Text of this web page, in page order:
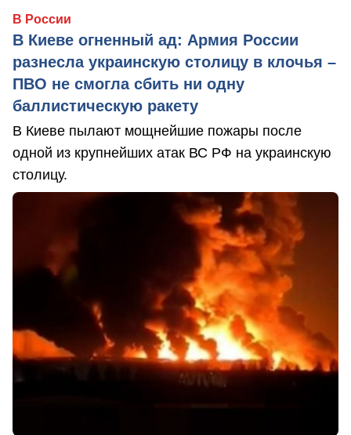
В России
В Киеве огненный ад: Армия России
разнесла украинскую столицу в клочья –
ПВО не смогла сбить ни одну
баллистическую ракету
В Киеве пылают мощнейшие пожары после
одной из крупнейших атак ВС РФ на украинскую
столицу.